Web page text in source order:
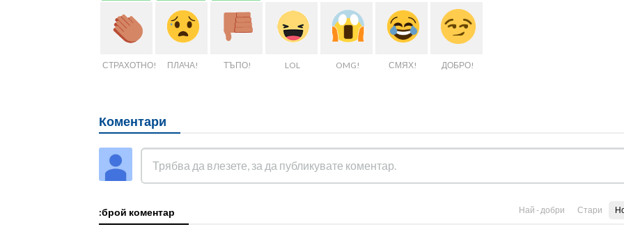
СТРАХОТНО! ПЛАЧА! ТЪПО! LOL OMG! СМЯХ! ДОБРО!
Коментари
:брой коментар Най - добри Стари